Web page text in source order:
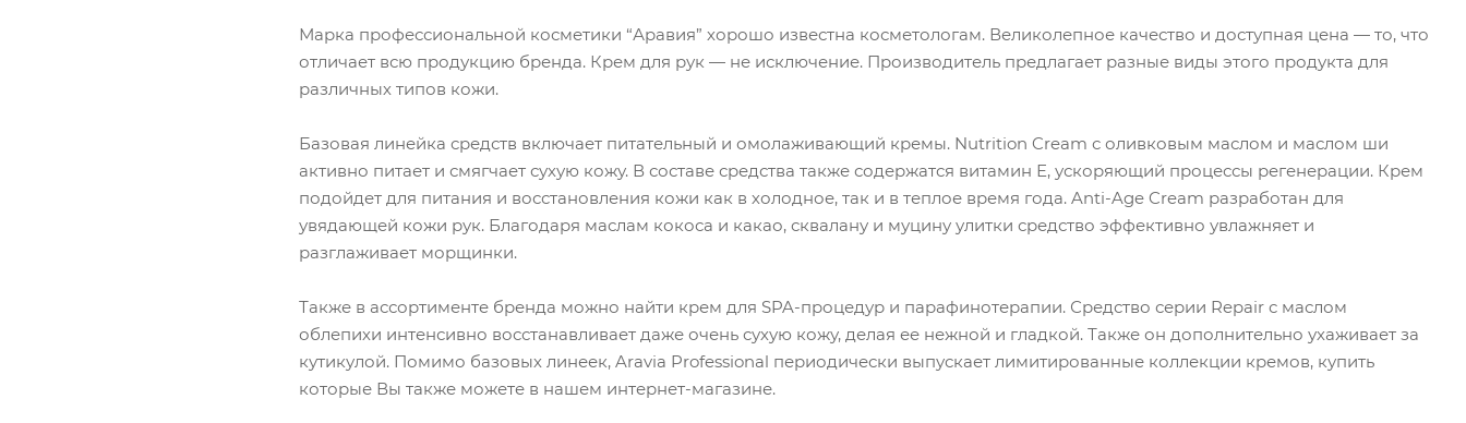
Марка профессиональной косметики “Аравия” хорошо известна косметологам. Великолепное качество и доступная цена — то, что
отличает всю продукцию бренда. Крем для рук — не исключение. Производитель предлагает разные виды этого продукта для
различных типов кожи.
Базовая линейка средств включает питательный и омолаживающий кремы. Nutrition Cream с оливковым маслом и маслом ши
активно питает и смягчает сухую кожу. В составе средства также содержатся витамин Е, ускоряющий процессы регенерации. Крем
подойдет для питания и восстановления кожи как в холодное, так и в теплое время года. Anti-Age Cream разработан для
увядающей кожи рук. Благодаря маслам кокоса и какао, сквалану и муцину улитки средство эффективно увлажняет и
разглаживает морщинки.
Также в ассортименте бренда можно найти крем для SPA-процедур и парафинотерапии. Средство серии Repair с маслом
облепихи интенсивно восстанавливает даже очень сухую кожу, делая ее нежной и гладкой. Также он дополнительно ухаживает за
кутикулой. Помимо базовых линеек, Aravia Professional периодически выпускает лимитированные коллекции кремов, купить
которые Вы также можете в нашем интернет-магазине.